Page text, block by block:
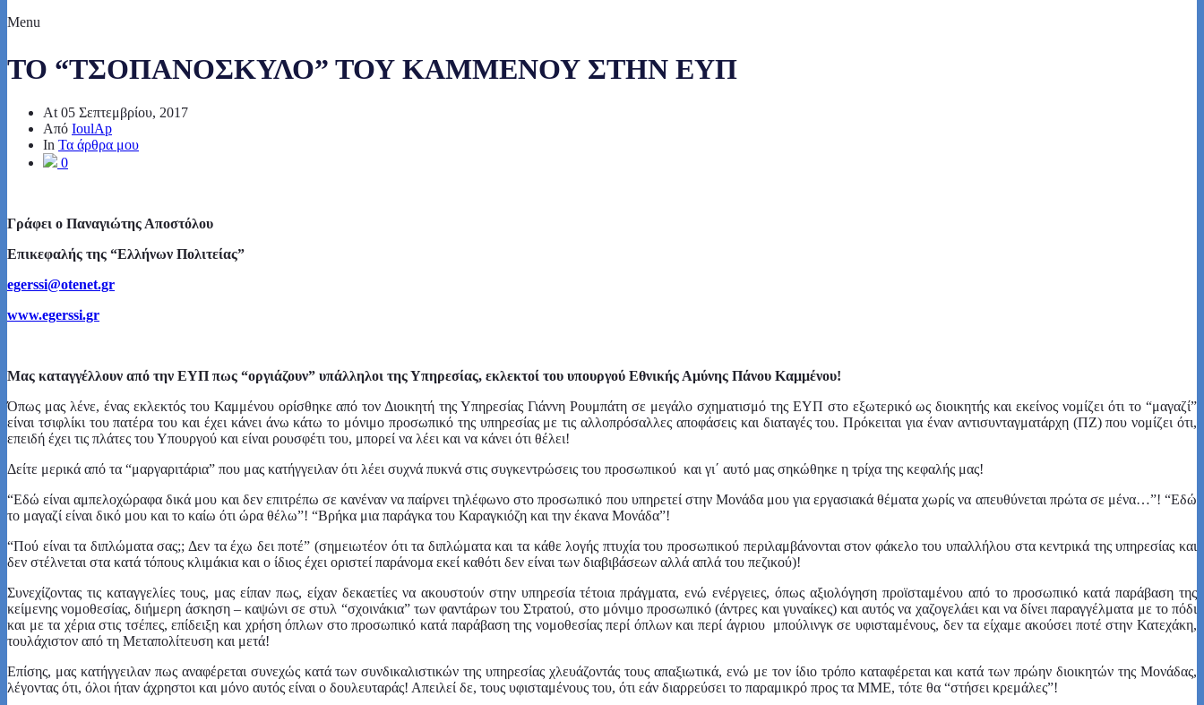
Menu
ΤΟ “ΤΣΟΠΑΝΟΣΚΥΛΟ” ΤΟΥ ΚΑΜΜΕΝΟΥ ΣΤΗΝ ΕΥΠ
At 05 Σεπτεμβρίου, 2017
Από IoulAp
In Τα άρθρα μου
0
Γράφει ο Παναγιώτης Αποστόλου
Επικεφαλής της “Ελλήνων Πολιτείας”
egerssi@otenet.gr
www.egerssi.gr
Μας καταγγέλλουν από την ΕΥΠ πως “οργιάζουν” υπάλληλοι της Υπηρεσίας, εκλεκτοί του υπουργού Εθνικής Αμύνης Πάνου Καμμένου!
Όπως μας λένε, ένας εκλεκτός του Καμμένου ορίσθηκε από τον Διοικητή της Υπηρεσίας Γιάννη Ρουμπάτη σε μεγάλο σχηματισμό της ΕΥΠ στο εξωτερικό ως διοικητής και εκείνος νομίζει ότι το “μαγαζί”
είναι τσιφλίκι του πατέρα του και έχει κάνει άνω κάτω το μόνιμο προσωπικό της υπηρεσίας με τις αλλοπρόσαλλες αποφάσεις και διαταγές του. Πρόκειται για έναν αντισυνταγματάρχη (ΠΖ) που νομίζει ότι,
επειδή έχει τις πλάτες του Υπουργού και είναι ρουσφέτι του, μπορεί να λέει και να κάνει ότι θέλει!
Δείτε μερικά από τα “μαργαριτάρια” που μας κατήγγειλαν ότι λέει συχνά πυκνά στις συγκεντρώσεις του προσωπικού και γι΄ αυτό μας σηκώθηκε η τρίχα της κεφαλής μας!
“Εδώ είναι αμπελοχώραφα δικά μου και δεν επιτρέπω σε κανέναν να παίρνει τηλέφωνο στο προσωπικό που υπηρετεί στην Μονάδα μου για εργασιακά θέματα χωρίς να απευθύνεται πρώτα σε μένα…”! “Εδώ
το μαγαζί είναι δικό μου και το καίω ότι ώρα θέλω”! “Βρήκα μια παράγκα του Καραγκιόζη και την έκανα Μονάδα”!
“Πού είναι τα διπλώματα σας;; Δεν τα έχω δει ποτέ” (σημειωτέον ότι τα διπλώματα και τα κάθε λογής πτυχία του προσωπικού περιλαμβάνονται στον φάκελο του υπαλλήλου στα κεντρικά της υπηρεσίας και
δεν στέλνεται στα κατά τόπους κλιμάκια και ο ίδιος έχει οριστεί παράνομα εκεί καθότι δεν είναι των διαβιβάσεων αλλά απλά του πεζικού)!
Συνεχίζοντας τις καταγγελίες τους, μας είπαν πως, είχαν δεκαετίες να ακουστούν στην υπηρεσία τέτοια πράγματα, ενώ ενέργειες, όπως αξιολόγηση προϊσταμένου από το προσωπικό κατά παράβαση της
κείμενης νομοθεσίας, διήμερη άσκηση – καψώνι σε στυλ “σχοινάκια” των φαντάρων του Στρατού, στο μόνιμο προσωπικό (άντρες και γυναίκες) και αυτός να χαζογελάει και να δίνει παραγγέλματα με το πόδι
και με τα χέρια στις τσέπες, επίδειξη και χρήση όπλων στο προσωπικό κατά παράβαση της νομοθεσίας περί όπλων και περί άγριου μπούλινγκ σε υφισταμένους, δεν τα είχαμε ακούσει ποτέ στην Κατεχάκη,
τουλάχιστον από τη Μεταπολίτευση και μετά!
Επίσης, μας κατήγγειλαν πως αναφέρεται συνεχώς κατά των συνδικαλιστικών της υπηρεσίας χλευάζοντάς τους απαξιωτικά, ενώ με τον ίδιο τρόπο καταφέρεται και κατά των πρώην διοικητών της Μονάδας,
λέγοντας ότι, όλοι ήταν άχρηστοι και μόνο αυτός είναι ο δουλευταράς! Απειλεί δε, τους υφισταμένους του, ότι εάν διαρρεύσει το παραμικρό προς τα ΜΜΕ, τότε θα “στήσει κρεμάλες”!